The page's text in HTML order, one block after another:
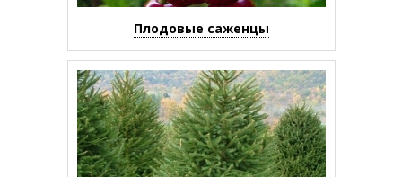
Плодовые саженцы